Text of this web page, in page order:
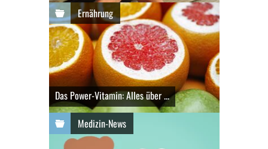
Ernährung
Das Power-Vitamin: Alles über ...
Medizin-News